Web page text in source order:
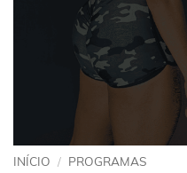
INÍCIO / PROGRAMAS